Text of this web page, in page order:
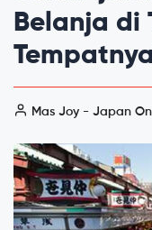
Belanja di
Mas Joy - Japan